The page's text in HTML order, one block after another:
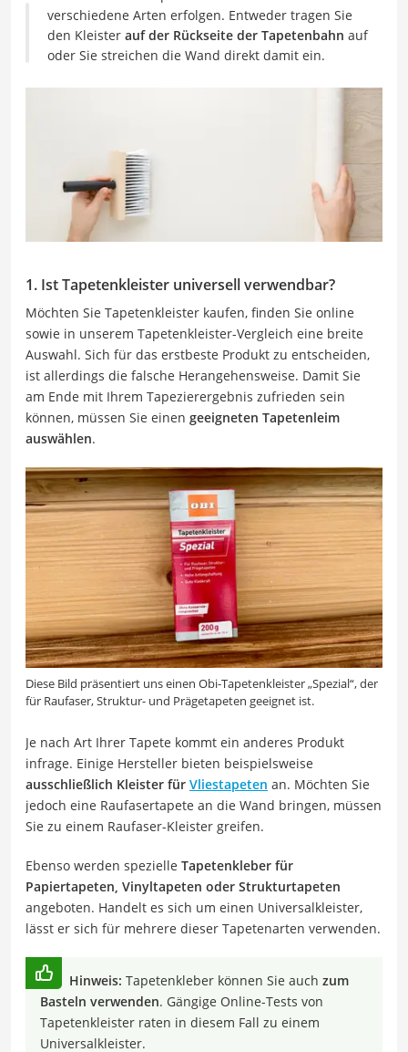
verschiedene Arten erfolgen. Entweder tragen Sie
den Kleister auf der Rückseite der Tapetenbahn auf
oder Sie streichen die Wand direkt damit ein.
1. Ist Tapetenkleister universell verwendbar?
Möchten Sie Tapetenkleister kaufen, finden Sie online
sowie in unserem Tapetenkleister-Vergleich eine breite
Auswahl. Sich für das erstbeste Produkt zu entscheiden,
ist allerdings die falsche Herangehensweise. Damit Sie
am Ende mit Ihrem Tapezierergebnis zufrieden sein
können, müssen Sie einen geeigneten Tapetenleim
auswählen.
Diese Bild präsentiert uns einen Obi-Tapetenkleister „Spezial“, der
für Raufaser, Struktur- und Prägetapeten geeignet ist.
Je nach Art Ihrer Tapete kommt ein anderes Produkt
infrage. Einige Hersteller bieten beispielsweise
ausschließlich Kleister für Vliestapeten an. Möchten Sie
jedoch eine Raufasertapete an die Wand bringen, müssen
Sie zu einem Raufaser-Kleister greifen.
Ebenso werden spezielle Tapetenkleber für
Papiertapeten, Vinyltapeten oder Strukturtapeten
angeboten. Handelt es sich um einen Universalkleister,
lässt er sich für mehrere dieser Tapetenarten verwenden.
Hinweis: Tapetenkleber können Sie auch zum
Basteln verwenden. Gängige Online-Tests von
Tapetenkleister raten in diesem Fall zu einem
Universalkleister.